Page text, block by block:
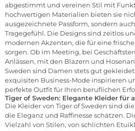
abgestimmt und vereinen Stil mit
hochwertigen Materialien bieten sie
ausgezeichnete Passform, sondern
Tragegefühl. Die Designs sind zeitlos
modernen Akzenten, die für eine
sorgen. Ob im Meeting, bei
Anlässen, mit den Blazern und
Sweden sind Damen stets gut
exquisiten Business-Mode inspirieren
perfekte Outfit für Ihren beruflichen
Tiger of Sweden: Elegante Kleider für
Die Kleidervon Tiger of Sweden sind
die Eleganz und Raffinesse schätzen.
Vielzahl von Stilen, von schlichten